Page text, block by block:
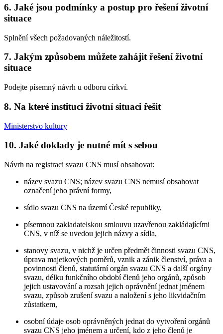
6. Jaké jsou podmínky a postup pro řešení životní
situace
Splnění všech požadovaných náležitostí.
7. Jakým způsobem můžete zahájit řešení životní
situace
Podejte písemný návrh u odboru církví.
8. Na které instituci životní situaci řešit
Ministerstvo kultury
10. Jaké doklady je nutné mít s sebou
Návrh na registraci svazu CNS musí obsahovat:
název svazu CNS; název svazu CNS nemusí obsahovat
označení jeho právní formy,
sídlo svazu CNS na území České republiky,
písemnou zakladatelskou smlouvu uzavřenou zakládajícími
CNS, v níž se uvedou jejich názvy a sídla,
stanovy svazu, v nichž je určen předmět činnosti svazu CNS,
úprava majetkových poměrů, vznik a zánik členství, práva a
povinnosti členů, statutární orgán svazu CNS a další orgány
svazu, délku funkčního období členů jeho orgánů, způsob
jejich ustavování a rozsah jejich oprávnění jednat jménem
svazu, způsob zrušení svazu a naložení s jeho likvidačním
zůstatkem,
osobní údaje osob oprávněných jednat do vytvoření orgánů
svazu CNS jeho jménem a určení, kdo z jeho členů je